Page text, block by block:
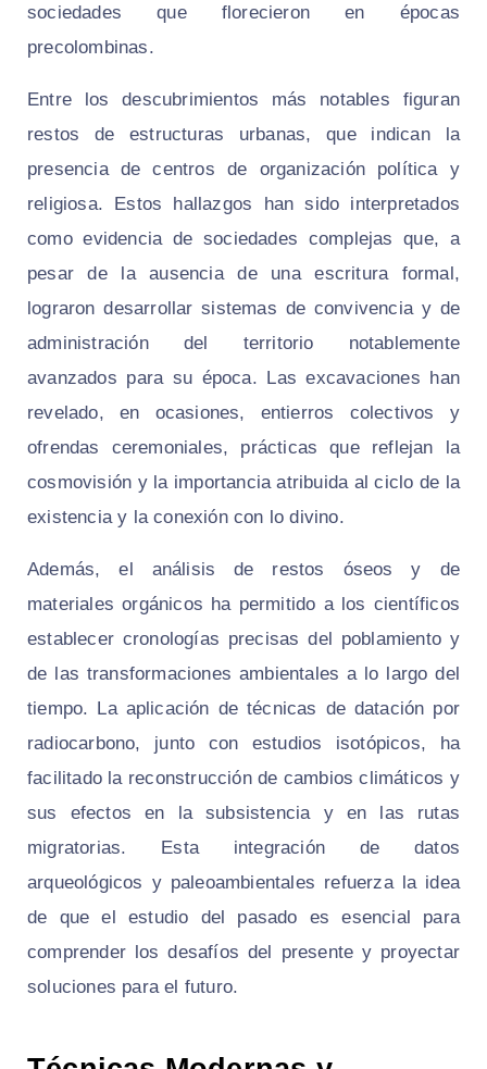
sociedades que florecieron en épocas
precolombinas.
Entre los descubrimientos más notables figuran
restos de estructuras urbanas, que indican la
presencia de centros de organización política y
religiosa. Estos hallazgos han sido interpretados
como evidencia de sociedades complejas que, a
pesar de la ausencia de una escritura formal,
lograron desarrollar sistemas de convivencia y de
administración del territorio notablemente
avanzados para su época. Las excavaciones han
revelado, en ocasiones, entierros colectivos y
ofrendas ceremoniales, prácticas que reflejan la
cosmovisión y la importancia atribuida al ciclo de la
existencia y la conexión con lo divino.
Además, el análisis de restos óseos y de
materiales orgánicos ha permitido a los científicos
establecer cronologías precisas del poblamiento y
de las transformaciones ambientales a lo largo del
tiempo. La aplicación de técnicas de datación por
radiocarbono, junto con estudios isotópicos, ha
facilitado la reconstrucción de cambios climáticos y
sus efectos en la subsistencia y en las rutas
migratorias. Esta integración de datos
arqueológicos y paleoambientales refuerza la idea
de que el estudio del pasado es esencial para
comprender los desafíos del presente y proyectar
soluciones para el futuro.